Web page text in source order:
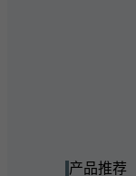
产品推荐